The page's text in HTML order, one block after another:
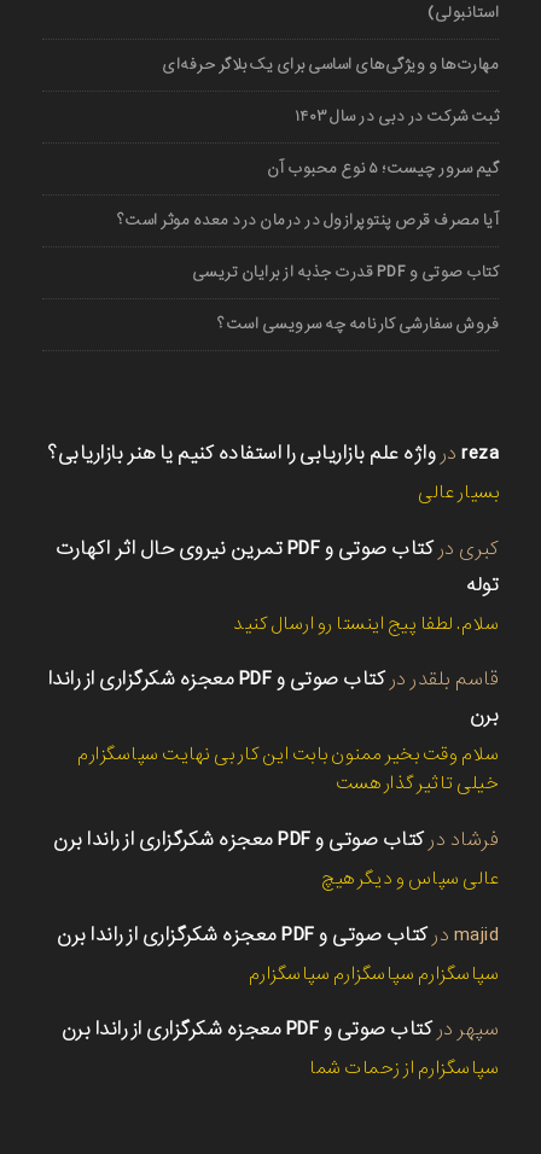
استانبولی)
مهارت‌ها و ویژگی‌های اساسی برای یک بلاگر حرفه‌ای
ثبت شرکت در دبی در سال ۱۴۰۳
گیم سرور چیست؛ ۵ نوع محبوب آن
آیا مصرف قرص پنتوپرازول در درمان درد معده موثر است؟
کتاب صوتی و PDF قدرت جذبه از برایان تریسی
فروش سفارشی کارنامه چه سرویسی است؟
reza در واژه علم بازاریابی را استفاده کنیم یا هنر بازاریابی؟
بسیار عالی
کبری در
کتاب صوتی و PDF تمرین نیروی حال اثر اکهارت
توله
سلام. لطفا پیج اینستا رو ارسال کنید
قاسم بلقدر در
کتاب صوتی و PDF معجزه شکرگزاری از راندا
برن
سلام وقت بخیر ممنون بابت این کار بی نهایت سپاسگزارم
خیلی تاثیر گذار هست
فرشاد درکتاب صوتی و PDF معجزه شکرگزاری از راندا برن
عالی سپاس و دیگر هیچ
majid درکتاب صوتی و PDF معجزه شکرگزاری از راندا برن
سپاسگزارم سپاسگزارم سپاسگزارم
سپهر درکتاب صوتی و PDF معجزه شکرگزاری از راندا برن
سپاسگزارم از زحمات شما